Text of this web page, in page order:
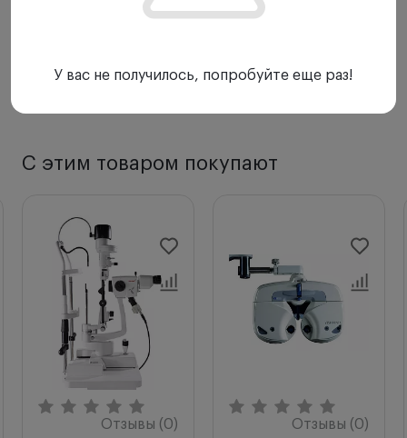
С этим товаром покупают
Отзывы (0) Отзывы (0)
У вас не получилось, попробуйте еще раз!